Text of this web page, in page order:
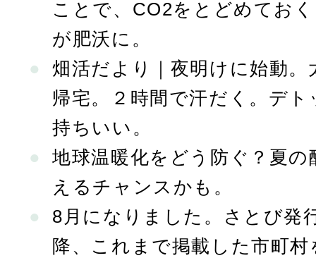
ことで、CO2をとどめてお
が肥沃に。
畑活だより｜夜明けに始動
帰宅。２時間で汗だく。デ
持ちいい。
地球温暖化をどう防ぐ？夏
えるチャンスかも。
8月になりました。さとび発
降、これまで掲載した市町